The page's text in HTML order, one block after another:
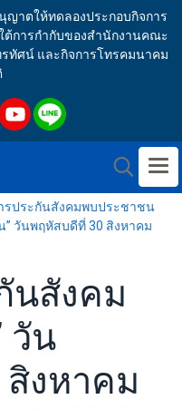
ญาตให้ทดลองประกอบกิจการ
ต้การกำกับของสำนักงานคณะ
รทัศน์ และกิจการโทรคมนาคม
รประกันสังคมพบประชาชน
วันพฤหัสบดีที่ 30 สิงหาคม
นสังคม
วัน
งหาคม